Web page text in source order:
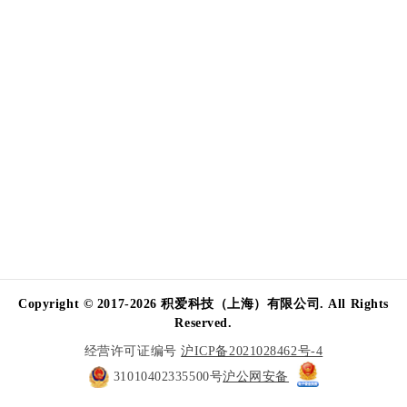
Copyright © 2017-2026 积爱科技（上海）有限公司. All Rights
Reserved.
经营许可证编号沪ICP备2021028462号-4
31010402335500号沪公网安备